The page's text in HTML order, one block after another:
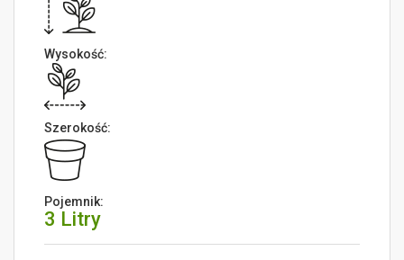
Wysokość:
Szerokość:
Pojemnik:
3 Litry